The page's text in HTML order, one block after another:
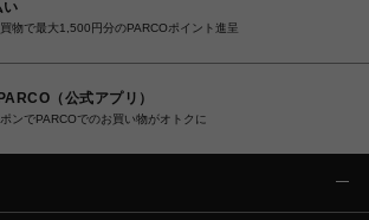
い
物で最大1,500円分のPARCOポイント進呈
（公式アプリ）
ンでPARCOでのお買い物がオトクに